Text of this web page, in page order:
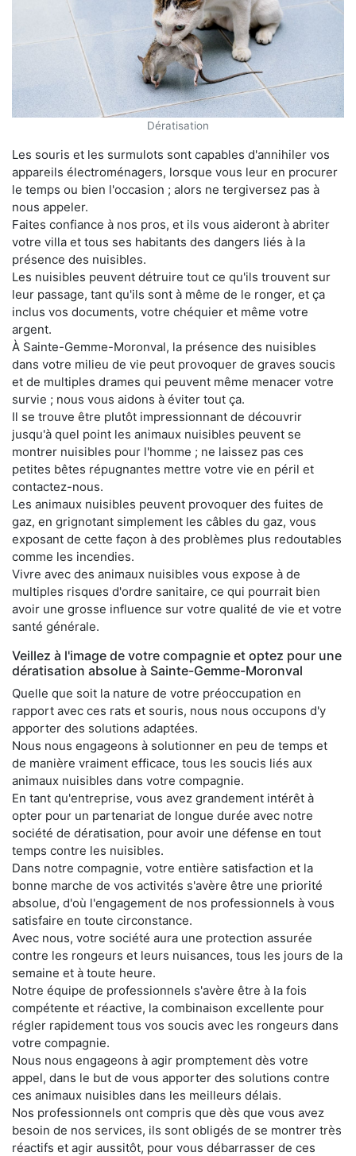
Dératisation
Les souris et les surmulots sont capables d'annihiler vos
appareils électroménagers, lorsque vous leur en procurer
le temps ou bien l'occasion ; alors ne tergiversez pas à
nous appeler.
Faites confiance à nos pros, et ils vous aideront à abriter
votre villa et tous ses habitants des dangers liés à la
présence des nuisibles.
Les nuisibles peuvent détruire tout ce qu'ils trouvent sur
leur passage, tant qu'ils sont à même de le ronger, et ça
inclus vos documents, votre chéquier et même votre
argent.
À Sainte-Gemme-Moronval, la présence des nuisibles
dans votre milieu de vie peut provoquer de graves soucis
et de multiples drames qui peuvent même menacer votre
survie ; nous vous aidons à éviter tout ça.
Il se trouve être plutôt impressionnant de découvrir
jusqu'à quel point les animaux nuisibles peuvent se
montrer nuisibles pour l'homme ; ne laissez pas ces
petites bêtes répugnantes mettre votre vie en péril et
contactez-nous.
Les animaux nuisibles peuvent provoquer des fuites de
gaz, en grignotant simplement les câbles du gaz, vous
exposant de cette façon à des problèmes plus redoutables
comme les incendies.
Vivre avec des animaux nuisibles vous expose à de
multiples risques d'ordre sanitaire, ce qui pourrait bien
avoir une grosse influence sur votre qualité de vie et votre
santé générale.
Veillez à l'image de votre compagnie et optez pour une
dératisation absolue à Sainte-Gemme-Moronval
Quelle que soit la nature de votre préoccupation en
rapport avec ces rats et souris, nous nous occupons d'y
apporter des solutions adaptées.
Nous nous engageons à solutionner en peu de temps et
de manière vraiment efficace, tous les soucis liés aux
animaux nuisibles dans votre compagnie.
En tant qu'entreprise, vous avez grandement intérêt à
opter pour un partenariat de longue durée avec notre
société de dératisation, pour avoir une défense en tout
temps contre les nuisibles.
Dans notre compagnie, votre entière satisfaction et la
bonne marche de vos activités s'avère être une priorité
absolue, d'où l'engagement de nos professionnels à vous
satisfaire en toute circonstance.
Avec nous, votre société aura une protection assurée
contre les rongeurs et leurs nuisances, tous les jours de la
semaine et à toute heure.
Notre équipe de professionnels s'avère être à la fois
compétente et réactive, la combinaison excellente pour
régler rapidement tous vos soucis avec les rongeurs dans
votre compagnie.
Nous nous engageons à agir promptement dès votre
appel, dans le but de vous apporter des solutions contre
ces animaux nuisibles dans les meilleurs délais.
Nos professionnels ont compris que dès que vous avez
besoin de nos services, ils sont obligés de se montrer très
réactifs et agir aussitôt, pour vous débarrasser de ces